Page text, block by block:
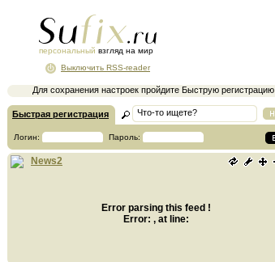
персональный взгляд на мир
Для сохранения настроек пройдите Быструю регистрацию
Выключить RSS-reader
Быстрая регистрация
Логин: Пароль:
News2
Error parsing this feed !
Error: , at line: